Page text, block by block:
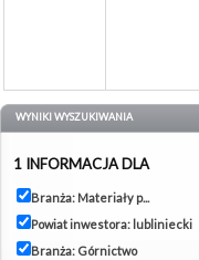
WYNIKI WYSZUKIWANIA
1 INFORMACJA DLA
Branża: Materiały p...
Powiat inwestora: lubliniecki
Branża: Górnictwo